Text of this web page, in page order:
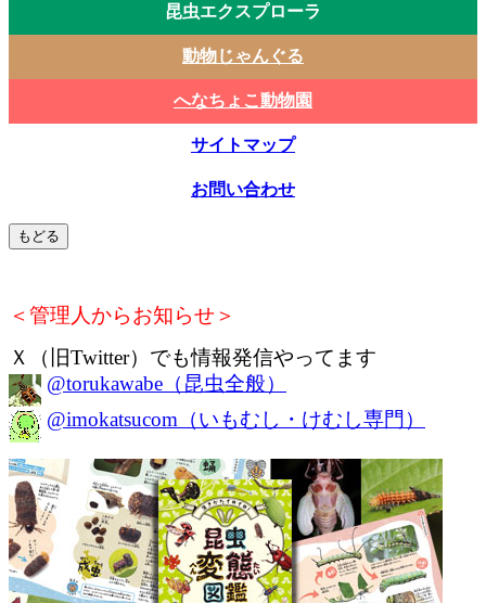
昆虫エクスプローラ
動物じゃんぐる
へなちょこ動物園
サイトマップ
お問い合わせ
＜管理人からお知らせ＞
Ｘ（旧Twitter）でも情報発信やってます
@torukawabe（昆虫全般）
@imokatsucom（いもむし・けむし専門）